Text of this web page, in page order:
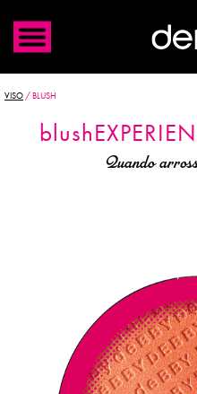
VISO /BLUSH
blush
Quando